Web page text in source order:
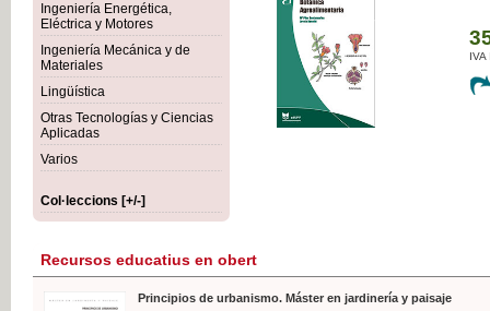
Ingeniería Energética,
Eléctrica y Motores
Ingeniería Mecánica y de
Materiales
Lingüística
Otras Tecnologías y Ciencias
Aplicadas
Varios
Col·leccions [+/-]
IVA
Recursos educatius en obert
Principios de urbanismo. Máster en jardinería y paisaje